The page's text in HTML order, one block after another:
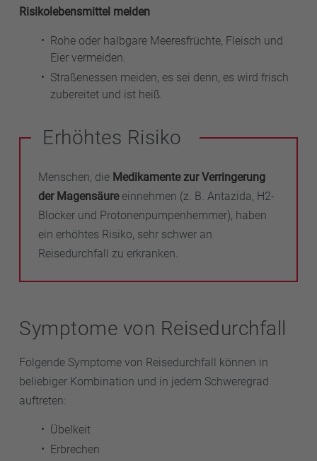
Risikolebensmittel meiden
Rohe oder halbgare Meeresfrüchte, Fleisch und
Eier vermeiden.
Straßenessen meiden, es sei denn, es wird frisch
zubereitet und ist heiß.
Erhöhtes Risiko
Menschen, die Medikamente zur Verringerung
der Magensäureeinnehmen (z. B. Antazida, H2-
Blocker und Protonenpumpenhemmer), haben
ein erhöhtes Risiko, sehr schwer an
Reisedurchfall zu erkranken.
Symptome von Reisedurchfall
Folgende Symptome von Reisedurchfall können in
beliebiger Kombination und in jedem Schweregrad
auftreten:
Übelkeit
Erbrechen